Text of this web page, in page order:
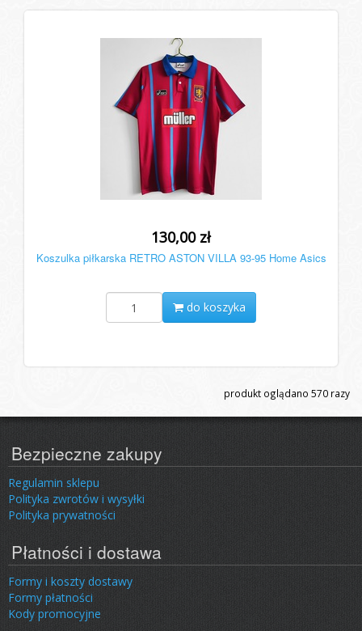
130,00 zł
Koszulka piłkarska RETRO ASTON VILLA 93-95 Home Asics
do koszyka
produkt oglądano 570 razy
Bezpieczne zakupy
Regulamin sklepu
Polityka zwrotów i wysyłki
Polityka prywatności
Płatności i dostawa
Formy i koszty dostawy
Formy płatności
Kody promocyjne